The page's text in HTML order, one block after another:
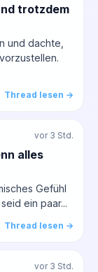
trotzdem
und dachte,
Thread lesen →
vor 3 Std.
alles
Gefühl
ein paar...
Thread lesen →
vor 3 Std.